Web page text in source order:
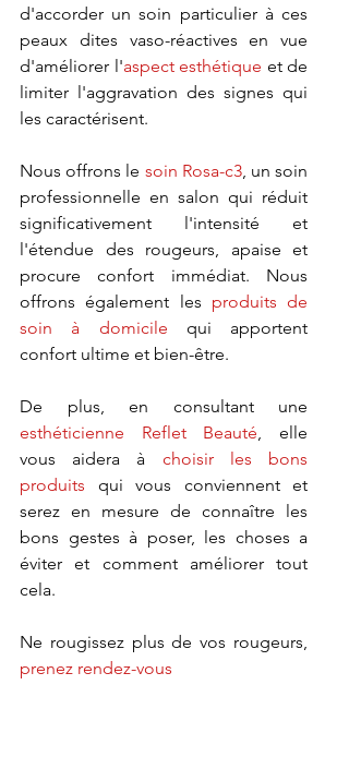
d'accorder un soin particulier à ces
peaux dites vaso-réactives en vue
d'améliorer l'aspect esthétique et de
limiter l'aggravation des signes qui
les caractérisent.
Nous offrons le soin Rosa-c3, un soin
professionnelle en salon qui réduit
significativement l'intensité et
l'étendue des rougeurs, apaise et
procure confort immédiat. Nous
offrons également les produits de
soin à domicile qui apportent
confort ultime et bien-être.
esthéticienne Reflet Beauté, elle
vous aidera à choisir les bons
produits qui vous conviennent et
serez en mesure de connaître les
bons gestes à poser, les choses a
éviter et comment améliorer tout
cela.
prenez rendez-vous